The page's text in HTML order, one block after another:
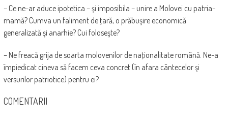
– Ce ne-ar aduce ipotetica – şi imposibila – unire a Molovei cu patria-
mamă? Cumva un faliment de ţară, o prăbuşire economică
generalizată şi anarhie? Cui foloseşte?
– Ne freacă grija de soarta molovenilor de naţionalitate română. Ne-a
împiedicat cineva să facem ceva concret (în afara cântecelor şi
versurilor patriotice) pentru ei?
COMENTARII